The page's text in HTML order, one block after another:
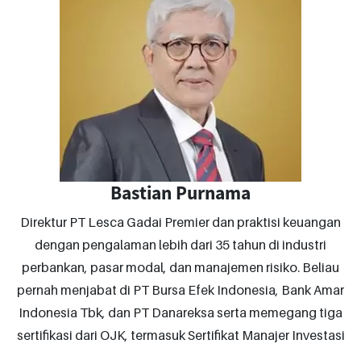
Bastian Purnama
Direktur PT Lesca Gadai Premier dan praktisi keuangan
dengan pengalaman lebih dari 35 tahun di industri
perbankan, pasar modal, dan manajemen risiko. Beliau
pernah menjabat di PT Bursa Efek Indonesia, Bank Amar
Indonesia Tbk, dan PT Danareksa serta memegang tiga
sertifikasi dari OJK, termasuk Sertifikat Manajer Investasi